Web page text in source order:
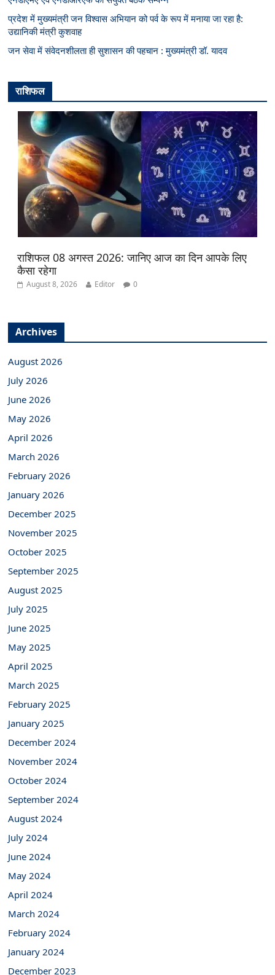
प्रदेश में मुख्यमंत्री जन विश्वास अभियान को पर्व के रूप में मनाया जा रहा है:
उद्यानिकी मंत्री कुशवाह
जन सेवा में संवेदनशीलता ही सुशासन की पहचान : मुख्यमंत्री डॉ. यादव
राशिफल
राशिफल 08 अगस्त 2026: जानिए आज का दिन आपके लिए
कैसा रहेगा
August 8, 2026 Editor 0
Archives
August 2026
July 2026
June 2026
May 2026
April 2026
March 2026
February 2026
January 2026
December 2025
November 2025
October 2025
September 2025
August 2025
July 2025
June 2025
May 2025
April 2025
March 2025
February 2025
January 2025
December 2024
November 2024
October 2024
September 2024
August 2024
July 2024
June 2024
May 2024
April 2024
March 2024
February 2024
January 2024
December 2023